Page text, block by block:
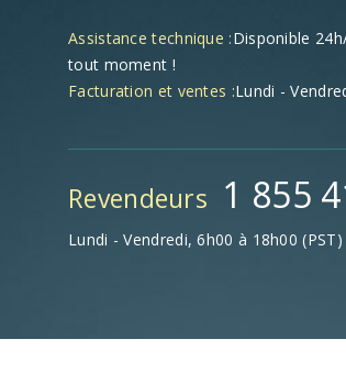
Assistance technique :Disponible
tout moment !
Facturation et ventes :Lundi -
Revendeurs 1 855
Lundi - Vendredi, 6h00 à 18h00 (PST)